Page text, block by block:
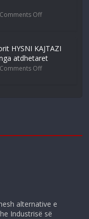
Comments Off
HYSNI KAJTAZI
atdhetaret
Comments Off
alternative e
Industrisë së